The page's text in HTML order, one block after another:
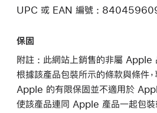
UPC 或 EAN 編號 :
保固
附註 : 此網站上銷售的非屬 Apple
根據該產品包裝所示的條款與條件，
Apple 的有限保固並不適用於
使該產品連同 Apple 產品一起包裝